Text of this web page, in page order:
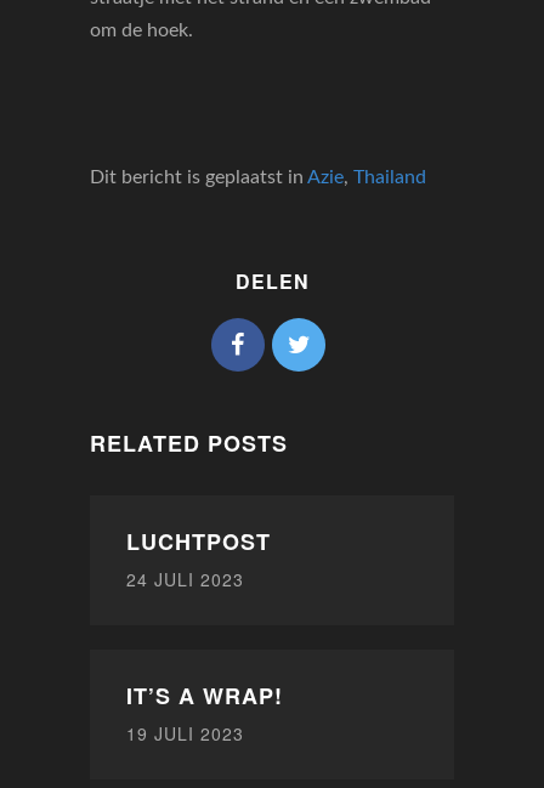
om de hoek.
Dit bericht is geplaatst in Azie, Thailand
DELEN
RELATED POSTS
LUCHTPOST
24 JULI 2023
IT’S A WRAP!
19 JULI 2023